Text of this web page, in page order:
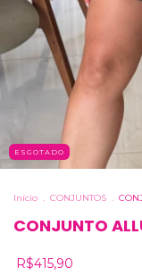
ESGOTADO
Início . CONJUNTOS .
CONJUNTO
R$415,90